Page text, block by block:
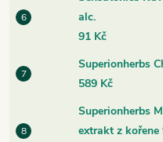
alc.
91 Kč
Superionherbs
589 Kč
Superionherbs
extrakt z